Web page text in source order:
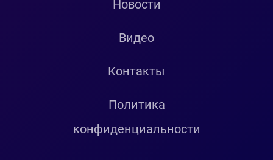
Новости
Видео
Контакты
Политика
конфиденциальности